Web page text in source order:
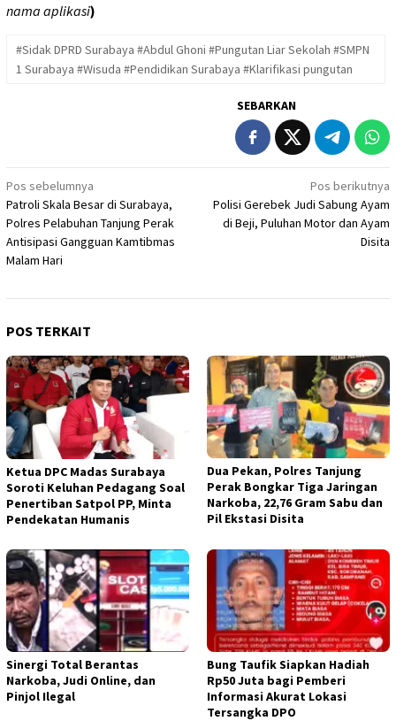
nama aplikasi)
#Sidak DPRD Surabaya #Abdul Ghoni #Pungutan Liar Sekolah #SMPN
1 Surabaya #Wisuda #Pendidikan Surabaya #Klarifikasi pungutan
SEBARKAN
Navigasi
pos
Pos sebelumnya
Patroli Skala Besar di Surabaya,
Polres Pelabuhan Tanjung Perak
Antisipasi Gangguan Kamtibmas
Malam Hari
Pos berikutnya
Polisi Gerebek Judi Sabung Ayam
di Beji, Puluhan Motor dan Ayam
Disita
POS TERKAIT
Ketua DPC Madas Surabaya
Soroti Keluhan Pedagang Soal
Penertiban Satpol PP, Minta
Pendekatan Humanis
Dua Pekan, Polres Tanjung
Perak Bongkar Tiga Jaringan
Narkoba, 22,76 Gram Sabu dan
Pil Ekstasi Disita
Sinergi Total Berantas
Narkoba, Judi Online, dan
Pinjol Ilegal
Bung Taufik Siapkan Hadiah
Rp50 Juta bagi Pemberi
Informasi Akurat Lokasi
Tersangka DPO